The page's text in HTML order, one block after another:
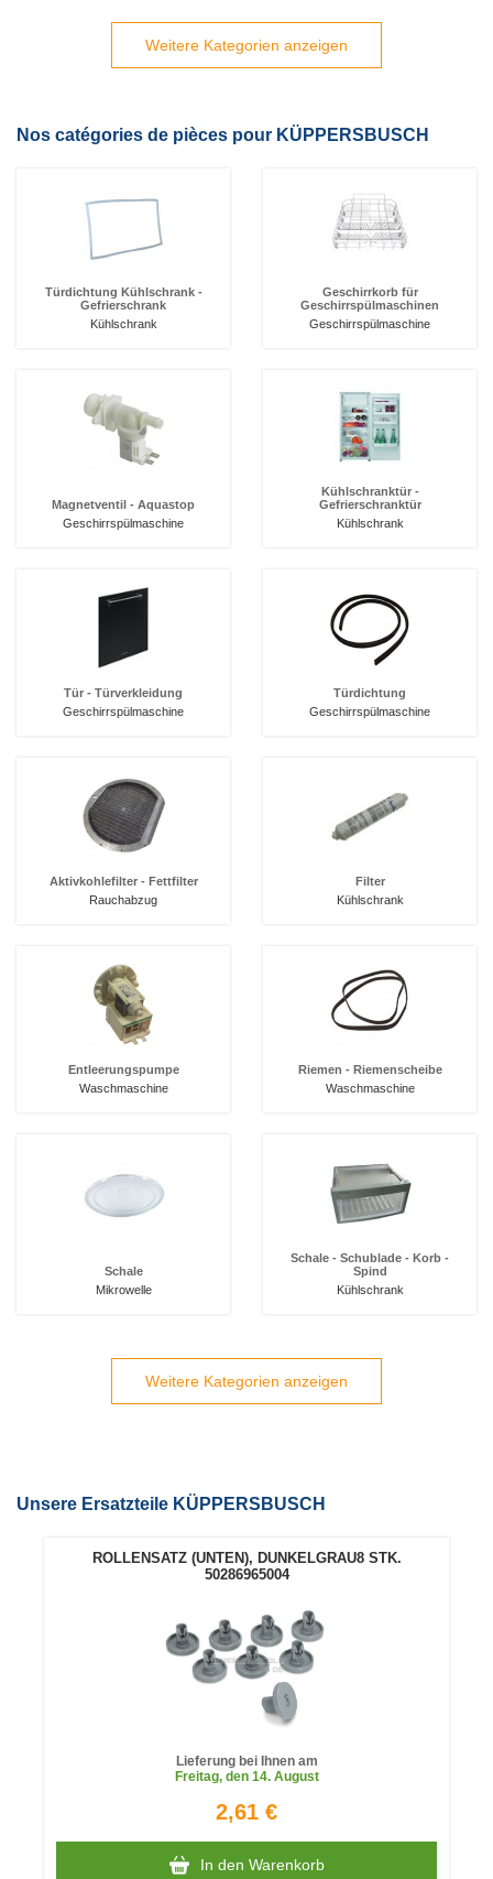
Weitere Kategorien anzeigen
Nos catégories de pièces pour KÜPPERSBUSCH
Türdichtung Kühlschrank -
Gefrierschrank
Kühlschrank
Geschirrkorb für
Geschirrspülmaschinen
Geschirrspülmaschine
Magnetventil - Aquastop
Geschirrspülmaschine
Kühlschranktür -
Gefrierschranktür
Kühlschrank
Tür - Türverkleidung
Geschirrspülmaschine
Türdichtung
Geschirrspülmaschine
Aktivkohlefilter - Fettfilter
Rauchabzug
Filter
Kühlschrank
Entleerungspumpe
Waschmaschine
Riemen - Riemenscheibe
Waschmaschine
Schale
Mikrowelle
Schale - Schublade - Korb -
Spind
Kühlschrank
Weitere Kategorien anzeigen
Unsere Ersatzteile KÜPPERSBUSCH
ROLLENSATZ (UNTEN), DUNKELGRAU8 STK.
50286965004
Lieferung bei Ihnen am
Freitag, den 14. August
2,61 €
In den Warenkorb